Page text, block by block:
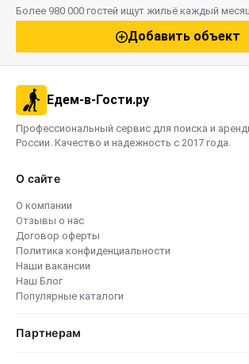
Более 980 000 гостей ищут жильё каждый
Добавить объект
Едем-в-Гости.ру
Профессиональный сервис для поиска и
России. Качество и надежность с 2017 года.
О сайте
О компании
Отзывы о нас
Договор оферты
Политика конфиденциальности
Наши вакансии
Наш Блог
Популярные каталоги
Партнерам